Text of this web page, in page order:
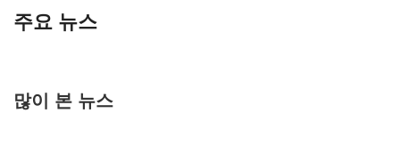
주요 뉴스
많이 본 뉴스